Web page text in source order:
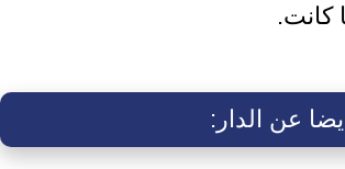
كانت.
عن الدار: